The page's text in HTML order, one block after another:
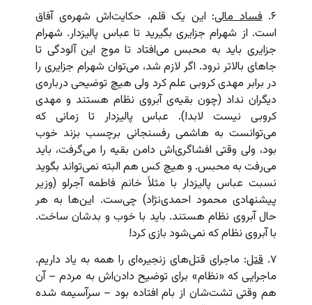
۶. فساد مالی: این یک قلم، حکایت‌اش شهره‌ی آفاق
است. از شهرام جزایری بگیرید تا عباس پالیزدار. شهرام
جزایری باید به محبس می‌افتاد تا موج این آلودگی تا
جاهای بالاتر نرود. اگر لازم شد، می‌توان شهرام جزایری را
در برابر مهدی کروبی علم کرد ولی هیچ توضیحی درباره‌ی
دیگران نداد (چون بقیه‌ی آبروی نظام هستند و مهدی
کروبی نیست لابد!). عباس پالیزدار تا زمانی که
می‌توانست به هاشمی رفسنجانی برچسب بزند خوب
بود، ولی وقتی افشاگری‌اش دامن بقیه را می‌گرفت، باید
می‌رفت به محبس. و هیچ کس هم البته نمی‌تواند بگوید
نسبت عباس پالیزدار با مثلاً خانم فاطمه آجرلو (وزیر
پیشنهادی محمود احمدی‌نژاد) چی‌ست. این‌ها به هر
حال آبروی نظام هستند. باید با خوب و بدشان ساخت.
با آبروی نظام که نمی‌شود بازی کرد!
۷. قتل: ماجرای قتل‌های زنجیره‌ای را همه به یاد داریم.
ماجرایی که «نظام» برای توضیح دادن‌اش به مردم – آن
هم وقتی تشت‌شان از بام افتاده بود – سرآسیمه شده